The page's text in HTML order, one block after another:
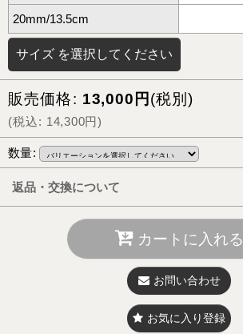
20mm/13.5cm
サイズ を選択してください
販売価格: 13,000 円 (税別)
(税込: 14,300円)
数量:
返品・交換について
カートに入れる
お問い合わせ
お気に入り登録